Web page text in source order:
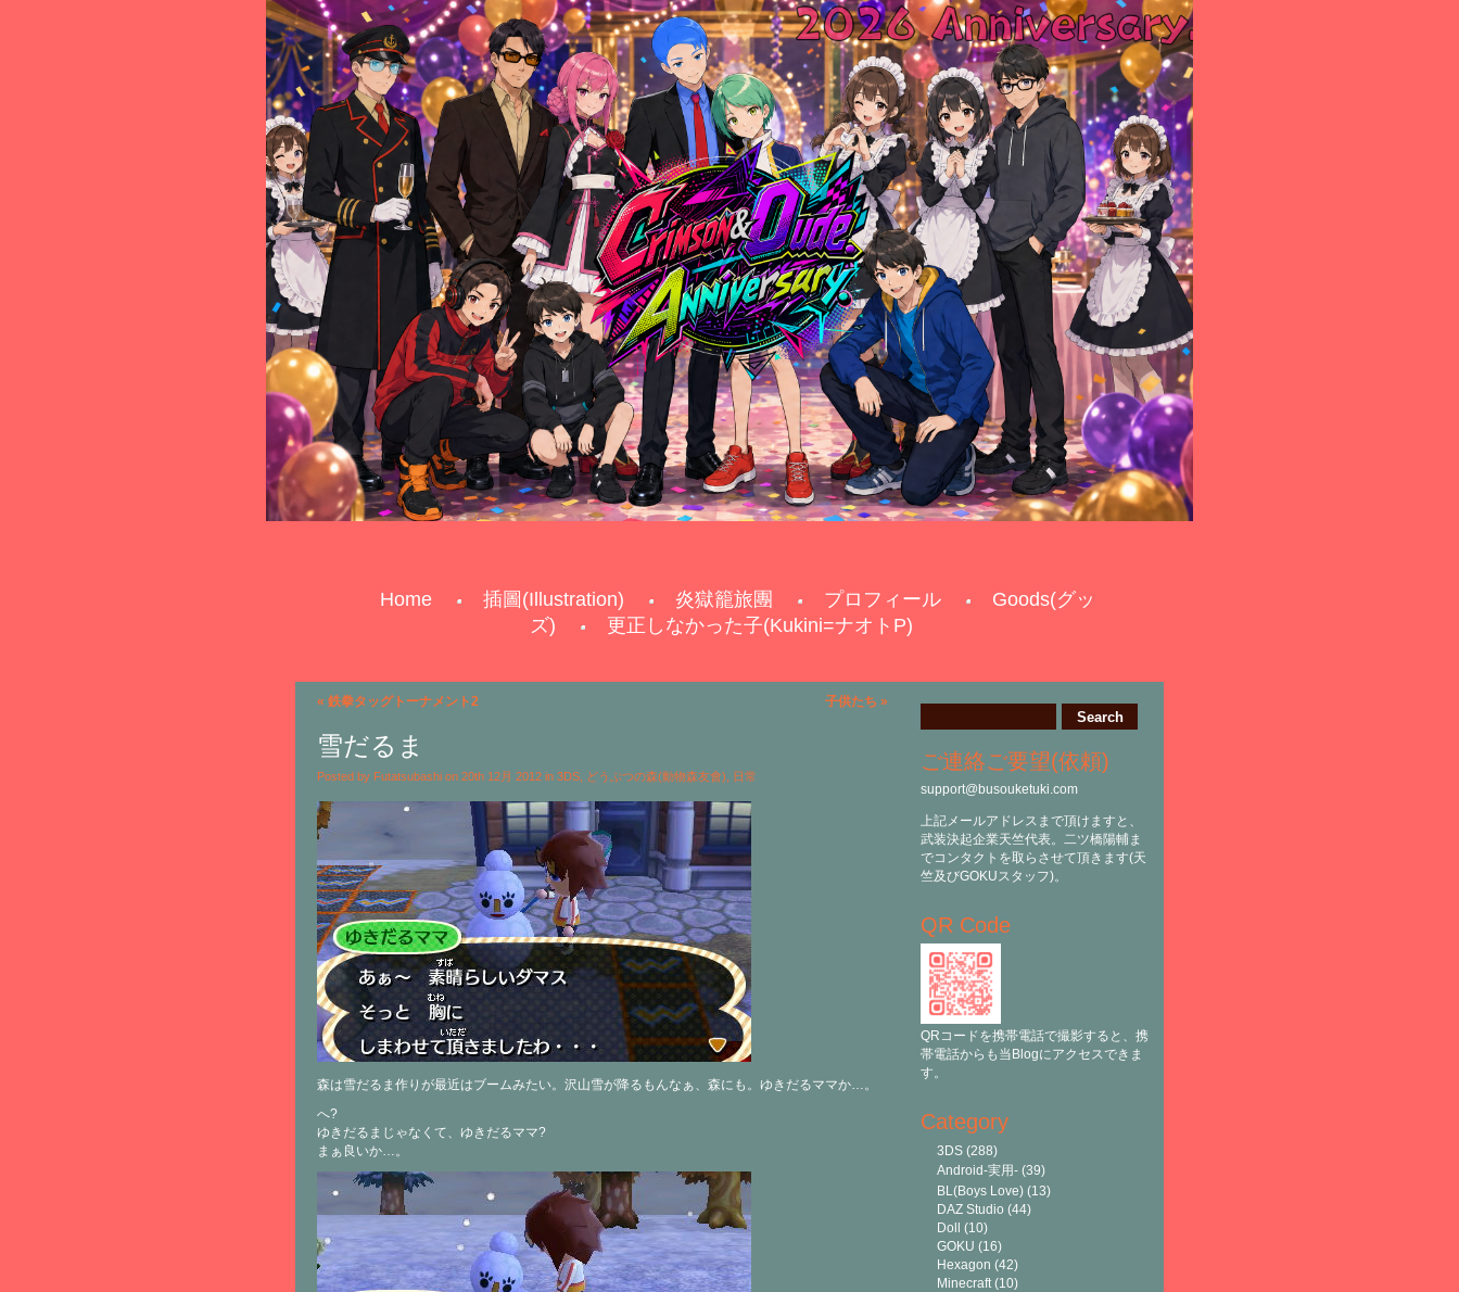
Home 插圖(Illustration) 炎獄籠旅團 プロフィール
Goods(グッ
ズ)
更正しなかった子(Kukini=ナオトP)
« 鉄拳タッグトーナメント2 子供たち »
雪だるま
Posted by Futatsubashi on 20th 12月 2012 in 3DS どうぶつの森(動物森友會) 日常
森は雪だるま作りが最近はブームみたい。沢山雪が降るもんなぁ、森にも。ゆきだるママか…。
へ?
ゆきだるまじゃなくて、ゆきだるママ?
まぁ良いか…。
ご連絡ご要望(依頼)
support@busouketuki.com
上記メールアドレスまで頂けますと、
武装決起企業天竺代表。二ツ橋陽輔ま
でコンタクトを取らさせて頂きます(天
竺及びGOKUスタッフ)。
QR Code
QRコードを携帯電話で撮影すると、携
帯電話からも当Blogにアクセスできま
す。
Category
3DS (288)
Android-実用- (39)
BL(Boys Love) (13)
DAZ Studio (44)
Doll
(10)
GOKU (16)
Hexagon (42)
Minecraft(10)